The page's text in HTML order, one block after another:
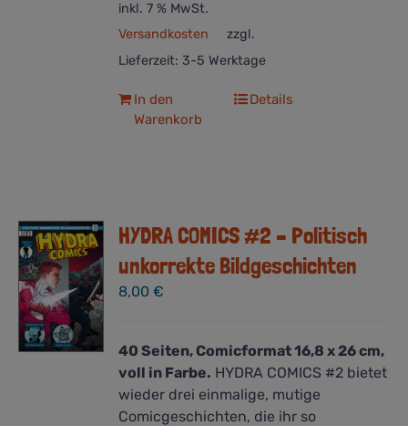
inkl. 7 % MwSt.
zzgl.
Versandkosten
Lieferzeit: 3-5 Werktage
In den
Warenkorb
Details
HYDRA COMICS #2 – Politisch
unkorrekte Bildgeschichten
8,00€
40 Seiten, Comicformat 16,8 x 26 cm,
voll in Farbe. HYDRA COMICS #2 bietet
wieder drei einmalige, mutige
Comicgeschichten, die ihr so